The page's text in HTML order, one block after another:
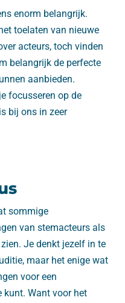
enorm belangrijk.
toelaten van nieuwe
acteurs, toch vinden
belangrijk de perfecte
aanbieden.
focusseren op de
bij ons in zeer
sommige
van stemacteurs als
Je denkt jezelf in te
maar het enige wat
voor een
kunt. Want voor het